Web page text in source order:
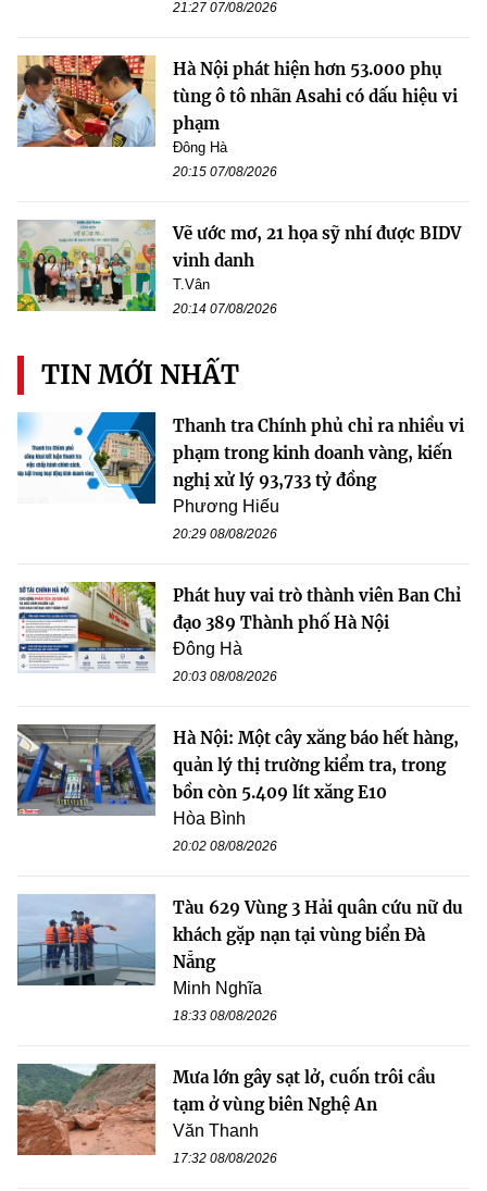
21:27 07/08/2026
Hà Nội phát hiện hơn 53.000 phụ
tùng ô tô nhãn Asahi có dấu hiệu vi
phạm
Đông Hà
20:15 07/08/2026
Vẽ ước mơ, 21 họa sỹ nhí được BIDV
vinh danh
T.Vân
20:14 07/08/2026
TIN MỚI NHẤT
Thanh tra Chính phủ chỉ ra nhiều vi
phạm trong kinh doanh vàng, kiến
nghị xử lý 93,733 tỷ đồng
Phương Hiếu
20:29 08/08/2026
Phát huy vai trò thành viên Ban Chỉ
đạo 389 Thành phố Hà Nội
Đông Hà
20:03 08/08/2026
Hà Nội: Một cây xăng báo hết hàng,
quản lý thị trường kiểm tra, trong
bồn còn 5.409 lít xăng E10
Hòa Bình
20:02 08/08/2026
Tàu 629 Vùng 3 Hải quân cứu nữ du
khách gặp nạn tại vùng biển Đà
Nẵng
Minh Nghĩa
18:33 08/08/2026
Mưa lớn gây sạt lở, cuốn trôi cầu
tạm ở vùng biên Nghệ An
Văn Thanh
17:32 08/08/2026